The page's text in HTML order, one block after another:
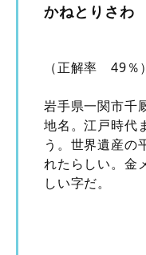
かねとりさわ
（正解率 49％）
岩手県一関市千
地名。江戸時代
う。世界遺産の
れたらしい。 金
しい字だ。